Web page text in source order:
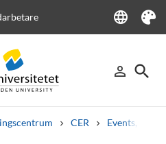
language
Language
Tema
person_outline
Logga in
search
Sök
CER Events,